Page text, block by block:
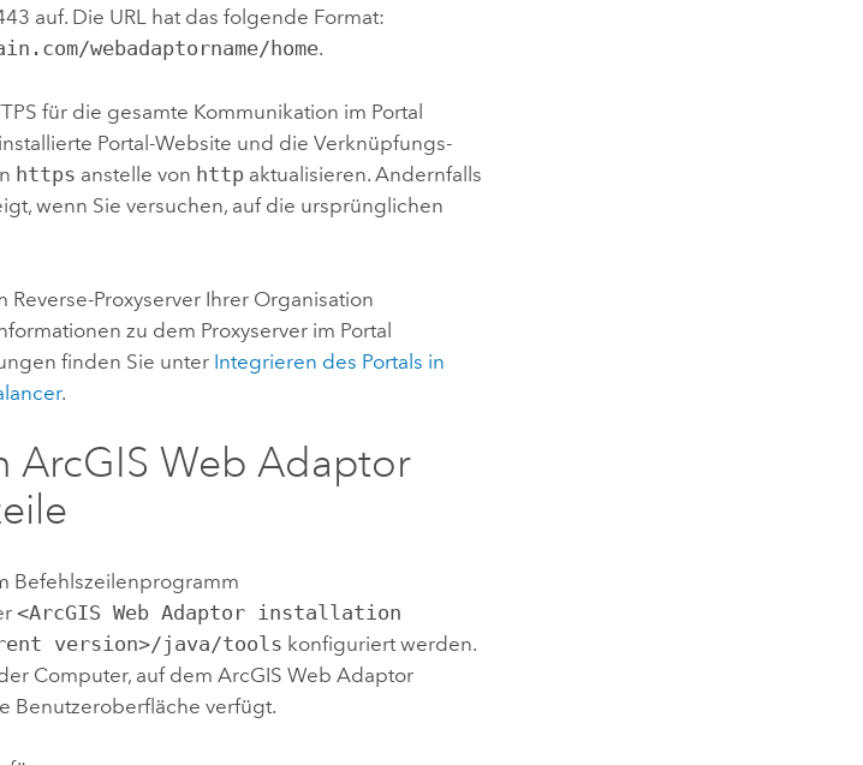
auf. Die URL hat das folgende Format:
webadaptorname/home.
für die gesamte Kommunikation im Portal
Portal-Website und die Verknüpfungs-
https anstelle von http aktualisieren. Andernfalls
wenn Sie versuchen, auf die ursprünglichen
Reverse-Proxyserver Ihrer Organisation
zu dem Proxyserver im Portal
finden Sie unter Integrieren des Portals in
.
ArcGIS Web Adaptor
Befehlszeilenprogramm
<ArcGIS Web Adaptor installation
version>/java/tools konfiguriert werden.
Computer, auf demArcGIS Web Adaptor
Benutzeroberfläche verfügt.